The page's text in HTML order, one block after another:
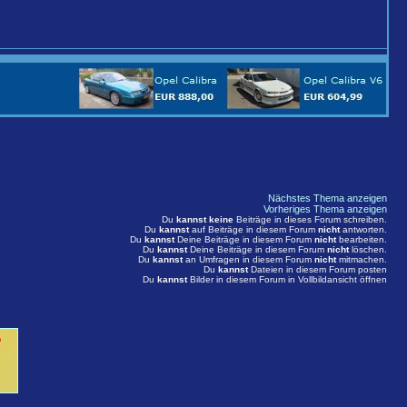
Nächstes Thema anzeigen
Vorheriges Thema anzeigen
Du kannst keine Beiträge in dieses Forum schreiben.
Du kannstauf Beiträge in diesem Forum nichtantworten.
Du kannstDeine Beiträge in diesem Forum nichtbearbeiten.
Du kannstDeine Beiträge in diesem Forum nichtlöschen.
Du kannstan Umfragen in diesem Forum nichtmitmachen.
Du kannstDateien in diesem Forum posten
Du kannstBilder in diesem Forum in Vollbildansicht öffnen